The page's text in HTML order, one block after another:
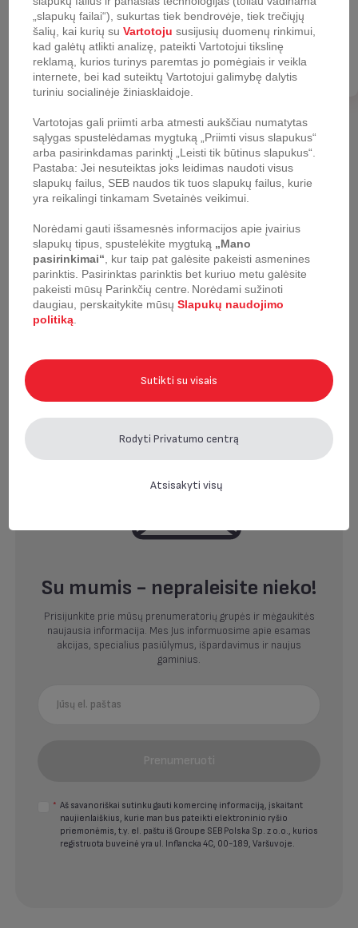
nauja
Dulkių siurblys robotas
Animal & Allergy
Animal & Allergy
Su mumis - nepraleisite nieko!
Prisijunkite prie mūsų prenumeratorių grupės ir mėgaukitės
naujausia informacija. Mes Jus informuosime apie esamas
akcijas, specialius pasiūlymus, išpardavimus ir naujus
gaminius.
Prenumeruoti
* Aš savanoriškai sutinku gauti komercinę informaciją, įskaitant
naujienlaiškius, kurie man bus pateikti elektroninio ryšio
priemonėmis, t.y. el. paštu iš Groupe SEB Polska Sp. z o.o., kurios
registruota buveinė yra ul. Inflancka 4C, 00-189, Varšuvoje.
reklamines kampanijas.
Registracija
„slapukų failai“), sukurtas tiek bendrovėje, tiek trečiųjų
šalių, kai kurių su Vartotoju susijusių duomenų rinkimui,
kad galėtų atlikti analizę, pateikti Vartotojui tikslinę
reklamą, kurios turinys paremtas jo pomėgiais ir veikla
internete, bei kad suteiktų Vartotojui galimybę dalytis
turiniu socialinėje žiniasklaidoje.
Vartotojas gali priimti arba atmesti aukščiau numatytas
sąlygas spustelėdamas mygtuką „Priimti visus slapukus“
arba pasirinkdamas parinktį „Leisti tik būtinus slapukus“.
Pastaba: Jei nesuteiktas joks leidimas naudoti visus
slapukų failus, SEB naudos tik tuos slapukų failus, kurie
yra reikalingi tinkamam Svetainės veikimui.
Norėdami gauti išsamesnės informacijos apie įvairius
slapukų tipus, spustelėkite mygtuką „Mano
pasirinkimai“ , kur taip pat galėsite pakeisti asmenines
parinktis. Pasirinktas parinktis bet kuriuo metu galėsite
pakeisti mūsų Parinkčių centre. Norėdami sužinoti
daugiau, perskaitykite mūsų Slapukų naudojimo
politiką
Sutikti su visais
Rodyti Privatumo centrą
Atsisakyti visų